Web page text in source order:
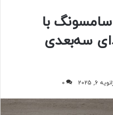
ساندبار QS700F سامسونگ با
سه‌بعدی
2025
0